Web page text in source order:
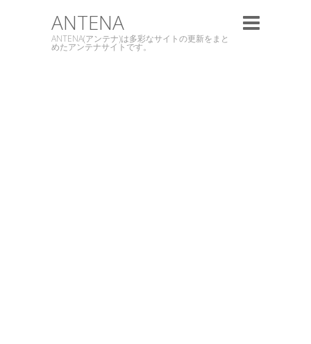
ANTENA
ANTENA(アンテナ)は多彩なサイトの更新をまと
めたアンテナサイトです。